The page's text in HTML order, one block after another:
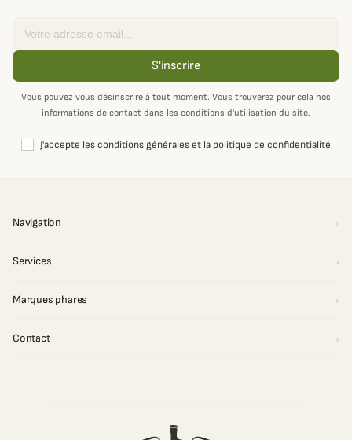
S'inscrire
Vous pouvez vous désinscrire à tout moment. Vous trouverez pour cela nos
informations de contact dans les conditions d'utilisation du site.
J'accepte les conditions générales et la politique de confidentialité
Navigation
Services
Marques phares
Contact